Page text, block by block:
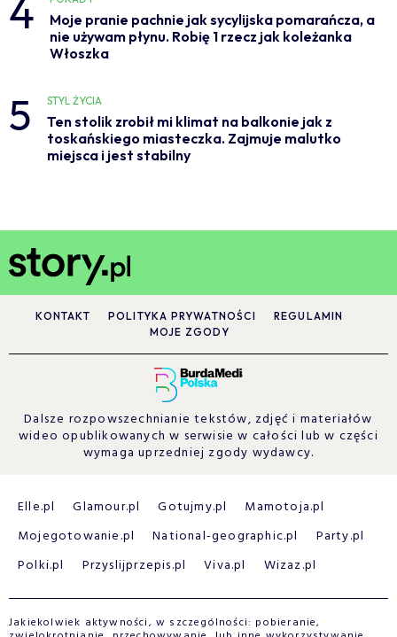
4
Moje pranie pachnie jak sycylijska pomarańcza, a
nie używam płynu. Robię 1 rzecz jak koleżanka
Włoszka
5 STYL ŻYCIA
Ten stolik zrobił mi klimat na balkonie jak z
toskańskiego miasteczka. Zajmuje malutko
miejsca i jest stabilny
KONTAKT POLITYKA PRYWATNOŚCI
REGULAMIN
MOJE ZGODY
Dalsze rozpowszechnianie tekstów, zdjęć i materiałów
wideo opublikowanych w serwisie w całości lub w części
wymaga uprzedniej zgody wydawcy.
Elle.pl Glamour.pl Gotujmy.pl
Mamotoja.pl
Mojegotowanie.pl
National-geographic.pl
Party.pl
Polki.pl
Przyslijprzepis.pl Viva.pl Wizaz.pl
Jakiekolwiek aktywności, w szczególności: pobieranie,